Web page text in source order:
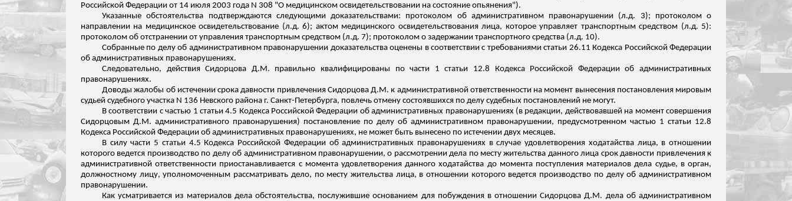
Российской Федерации от 14 июля 2003 года N 308 "О медицинском освидетельствовании на состояние опьянения").
Указанные обстоятельства подтверждаются следующими доказательствами: протоколом об административном правонарушении (л.д. 3); протоколом о
направлении на медицинское освидетельствование (л.д. 6); актом медицинского освидетельствования лица, которое управляет транспортным средством (л.д. 5):
протоколом об отстранении от управления транспортным средством (л.д. 7); протоколом о задержании транспортного средства (л.д. 10).
Собранные по делу об административном правонарушении доказательства оценены в соответствии с требованиями статьи 26.11 Кодекса Российской Федерации
об административных правонарушениях.
Следовательно, действияСидорцова Д.М. правильно квалифицированы по части 1 статьи 12.8 Кодекса Российской Федерации об административных
правонарушениях.
Доводы жалобы об истечении срока давности привлечения СидорцоваД.М. к административной ответственности на момент вынесения постановления мировым
судьей судебного участка N 136 Невского района г. Санкт-Петербурга, повлечь отмену состоявшихся по делу судебных постановлений не могут.
В соответствии с частью 1 статьи 4.5 Кодекса Российской Федерации об административных правонарушениях (в редакции, действовавшей на момент совершения
Сидорцовым Д.М. административного правонарушения) постановление по делу об административном правонарушении, предусмотренном частью 1 статьи 12.8
Кодекса Российской Федерации об административных правонарушениях, не может быть вынесено по истечении двух месяцев.
В силу части 5 статьи 4.5 Кодекса Российской Федерации об административных правонарушениях в случае удовлетворения ходатайства лица, в отношении
которого ведется производство по делу об административном правонарушении, о рассмотрении дела по месту жительства данного лица срок давности привлечения к
административной ответственности приостанавливается с момента удовлетворения данного ходатайства до момента поступления материалов дела судье, в орган,
должностному лицу, уполномоченным рассматривать дело, по месту жительства лица, в отношении которого ведется производство по делу об административном
правонарушении.
Как усматривается из материалов дела обстоятельства, послужившие основанием для побуждения в отношенииСидорцова Д.М. дела об административном